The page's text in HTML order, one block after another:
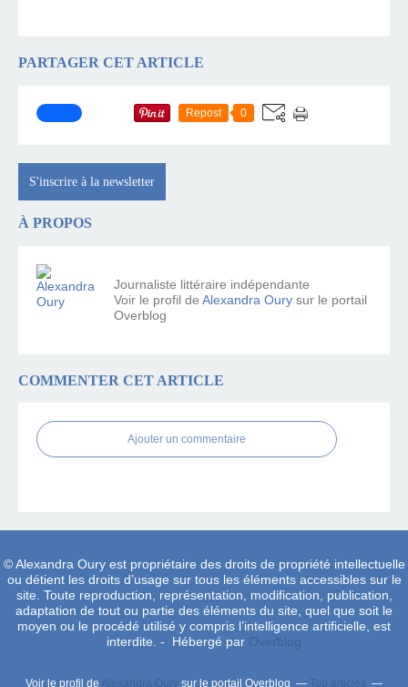
PARTAGER CET ARTICLE
Repost 0
S'inscrire à la newsletter
À PROPOS
Journaliste littéraire indépendante
Voir le profil de Alexandra Oury sur le portail
Overblog
COMMENTER CET ARTICLE
Ajouter un commentaire
© Alexandra Oury est propriétaire des droits de propriété intellectuelle
ou détient les droits d’usage sur tous les éléments accessibles sur le
site. Toute reproduction, représentation, modification, publication,
adaptation de tout ou partie des éléments du site, quel que soit le
moyen ou le procédé utilisé y compris l’intelligence artificielle, est
interdite. - Hébergé par Overblog
Voir le profil de Alexandra Oury sur le portail Overblog Top articles